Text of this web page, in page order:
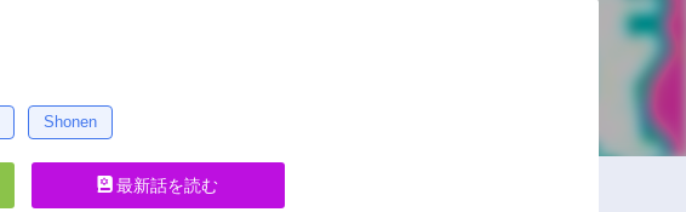
Shonen
最新話を読む